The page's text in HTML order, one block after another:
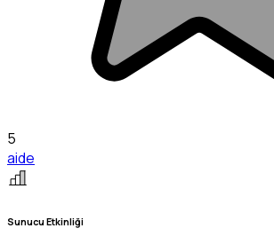
5
aide
Sunucu Etkinliği